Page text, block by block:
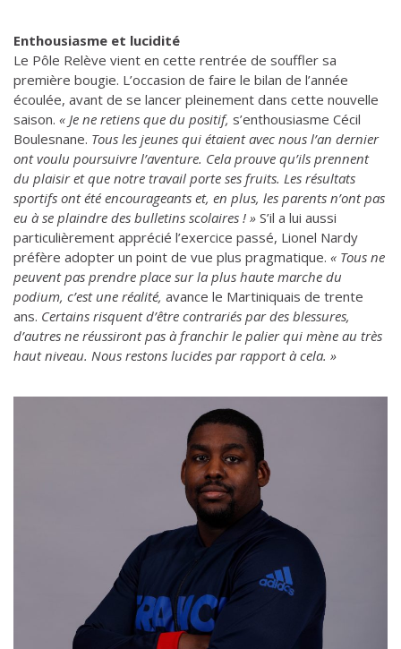
Enthousiasme et lucidité
Le Pôle Relève vient en cette rentrée de souffler sa
première bougie. L’occasion de faire le bilan de l’année
écoulée, avant de se lancer pleinement dans cette nouvelle
saison. « Je ne retiens que du positif, s’enthousiasme Cécil
Boulesnane. Tous les jeunes qui étaient avec nous l’an dernier
ont voulu poursuivre l’aventure. Cela prouve qu’ils prennent
du plaisir et que notre travail porte ses fruits. Les résultats
sportifs ont été encourageants et, en plus, les parents n’ont pas
eu à se plaindre des bulletins scolaires ! » S’il a lui aussi
particulièrement apprécié l’exercice passé, Lionel Nardy
préfère adopter un point de vue plus pragmatique. « Tous ne
peuvent pas prendre place sur la plus haute marche du
podium, c’est une réalité, avance le Martiniquais de trente
ans. Certains risquent d’être contrariés par des blessures,
d’autres ne réussiront pas à franchir le palier qui mène au très
haut niveau. Nous restons lucides par rapport à cela. »